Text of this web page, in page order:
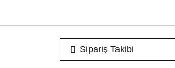
Sipariş Takibi